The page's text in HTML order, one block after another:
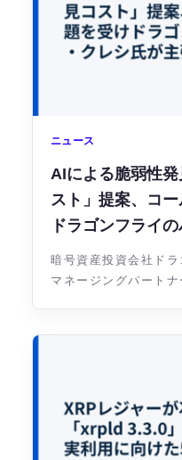
ニュース
AIによる脆弱性
スト」提案、コ
ドラゴンフライ
主張
暗号資産投資会社ド
マネージングパート